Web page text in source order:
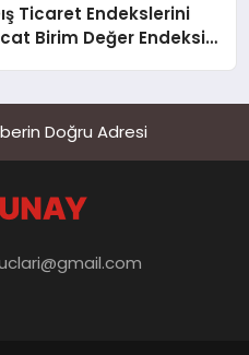
Ticaret Endekslerini
Birim Değer Endeksi
Doğru Adresi